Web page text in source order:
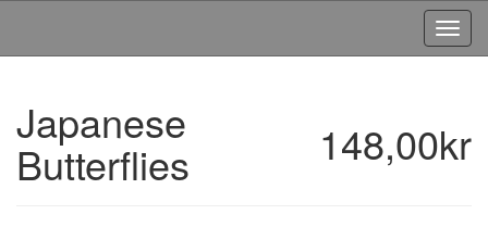
148,00kr
Japanese
Butterflies